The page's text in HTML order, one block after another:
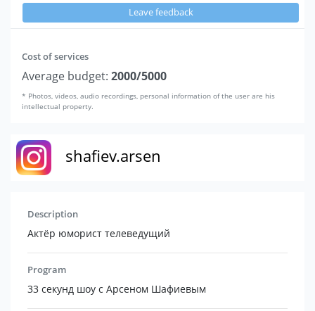
Leave feedback
Cost of services
Average budget: 2000/5000
* Photos, videos, audio recordings, personal information of the user are his
intellectual property.
shafiev.arsen
Description
Актёр юморист телеведущий
Program
33 секунд шоу с Арсеном Шафиевым